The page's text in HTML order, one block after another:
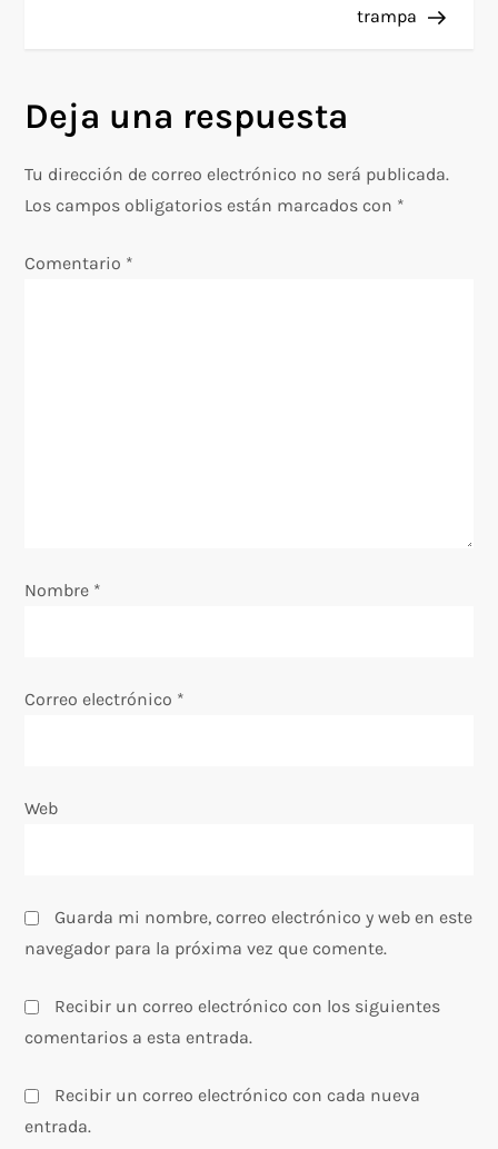
a
c
t
a
a
trampa
Deja una respuesta
Tu dirección de correo electrónico no será publicada.
Los campos obligatorios están marcados con *
Comentario *
Nombre *
Correo electrónico *
Web
Guarda mi nombre, correo electrónico y web en este
navegador para la próxima vez que comente.
Recibir un correo electrónico con los siguientes
comentarios a esta entrada.
Recibir un correo electrónico con cada nueva
entrada.